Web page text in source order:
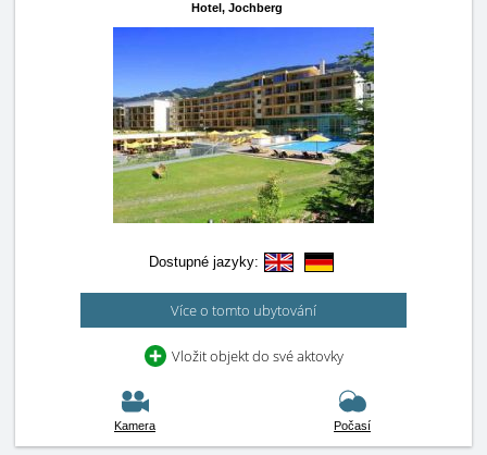
Hotel, Jochberg
Dostupné jazyky:
Více o tomto ubytování
Vložit objekt do své aktovky
Kamera Počasí